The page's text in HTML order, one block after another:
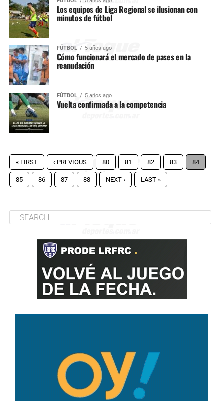
Los equipos de Liga Regional se ilusionan con
minutos de fútbol
FÚTBOL 5 años ago
Cómo funcionará el mercado de pases en la
reanudación
FÚTBOL 5 años ago
Vuelta confirmada a la competencia
« FIRST ‹ PREVIOUS 80 81 82 83 84
85 86 87 88 NEXT › LAST »